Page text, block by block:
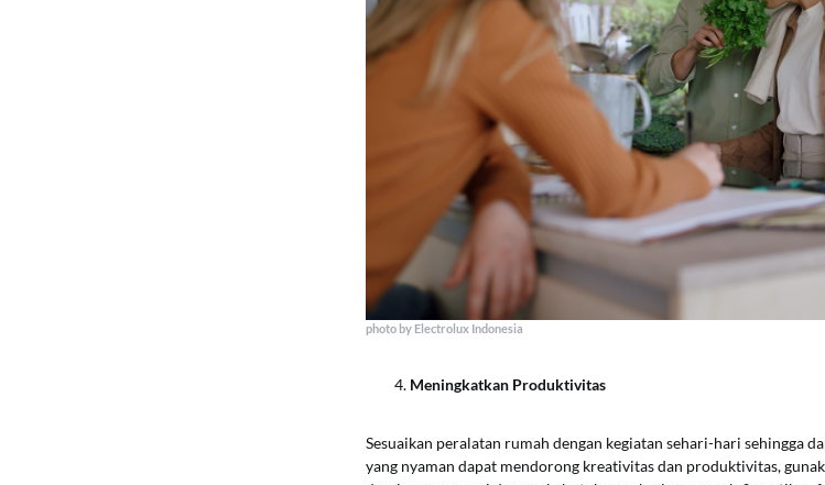
photo by Electrolux Indonesia
Meningkatkan Produktivitas
Sesuaikan peralatan rumah dengan kegiatan sehari-hari sehingga
yang nyaman dapat mendorong kreativitas dan produktivitas,